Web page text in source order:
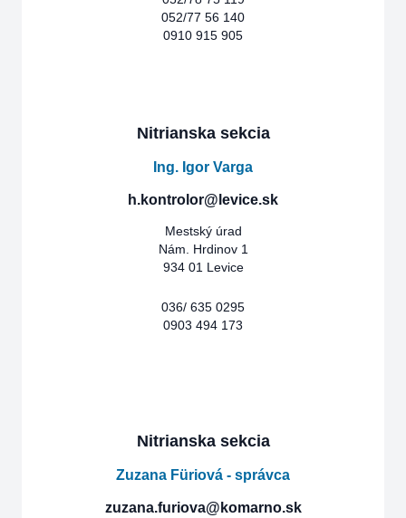
052/77 56 140
0910 915 905
Nitrianska sekcia
Ing. Igor Varga
h.kontrolor@levice.sk
Mestský úrad
Nám. Hrdinov 1
934 01 Levice
036/ 635 0295
0903 494 173
Nitrianska sekcia
Zuzana Füriová - správca
zuzana.furiova@komarno.sk